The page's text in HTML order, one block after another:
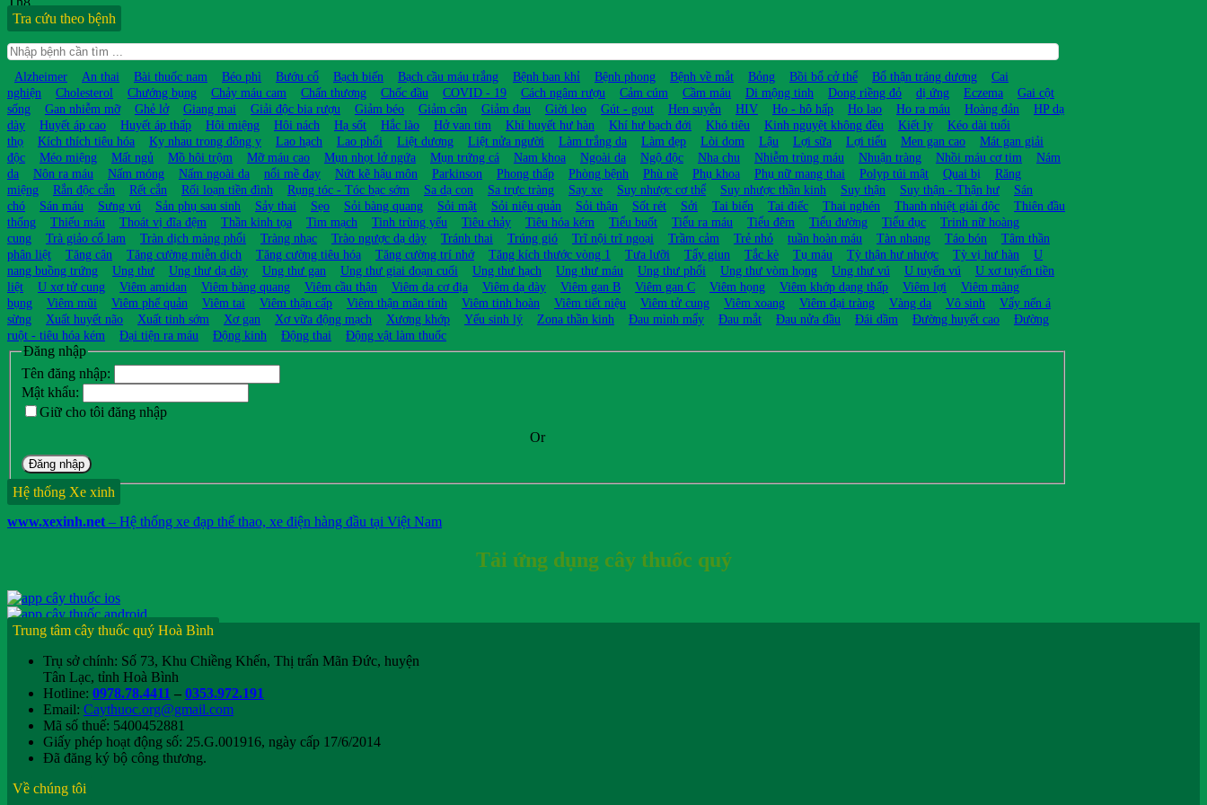
Tra cứu theo bệnh
Alzheimer An thai Bài thuốc nam Béo phì Bướu cổ Bạch biến Bạch cầu máu trắng Bệnh ban khỉ Bệnh phong Bệnh về mắt Bỏng Bồi bổ cở thể Bổ thận tráng dương
Cai
nghiện
Cholesterol Chướng bụng Chảy máu cam Chấn thương Chốc đầu COVID - 19 Cách ngâm rượu Cảm cúm Cầm máu Di mộng tinh Dong riềng đỏ dị ứng Eczema
Gai cột
sống
Gan nhiễm mỡ Ghẻ lở Giang mai Giải độc bia rượu Giảm béo Giảm cân Giảm đau Giời leo Gút - gout Hen suyễn HIV Ho - hô hấp Ho lao Ho ra máu Hoàng đản
HP dạ
dày
Huyết áp cao Huyết áp thấp Hôi miệng Hôi nách Hạ sốt Hắc lào Hở van tim Khí huyết hư hàn Khí hư bạch đới Khó tiêu Kinh nguyệt không đều Kiết lỵ
Kéo dài tuổi
thọ
Kích thích tiêu hóa Kỵ nhau trong đông y Lao hạch Lao phổi Liệt dương Liệt nửa người Làm trắng da Làm đẹp Lòi dom Lậu Lợi sữa Lợi tiểu Men gan cao
Mát gan giải
độc
Méo miệng Mất ngủ Mồ hôi trộm Mỡ máu cao Mụn nhọt lở ngứa Mụn trứng cá Nam khoa Ngoài da Ngộ độc Nha chu Nhiễm trùng máu Nhuận tràng Nhồi máu cơ tim
Nám
da
Nôn ra máu Nấm móng Nấm ngoài da nổi mề đay Nứt kẽ hậu môn Parkinson Phong thấp Phòng bệnh Phù nề Phụ khoa Phụ nữ mang thai Polyp túi mật Quai bị
Răng
miệng
Rắn độc cắn Rết cắn Rối loạn tiền đình Rụng tóc - Tóc bạc sớm Sa dạ con Sa trực tràng Say xe Suy nhược cơ thể Suy nhược thần kinh Suy thận Suy thận - Thận hư
Sán
chó
Sán máu Sưng vú Sản phụ sau sinh Sảy thai Sẹo Sỏi bàng quang Sỏi mật Sỏi niệu quản Sỏi thận Sốt rét Sởi Tai biến Tai điếc Thai nghén Thanh nhiệt giải độc
Thiên đầu
thống
Thiếu máu Thoát vị đĩa đệm Thần kinh tọa Tim mạch Tinh trùng yếu Tiêu chảy Tiêu hóa kém Tiểu buốt Tiểu ra máu Tiểu đêm Tiểu đường Tiểu đục
Trinh nữ hoàng
cung
Trà giảo cổ lam Tràn dịch màng phổi Tràng nhạc Trào ngược dạ dày Tránh thai Trúng gió Trĩ nội trĩ ngoại Trầm cảm Trẻ nhỏ tuần hoàn máu Tàn nhang Táo bón
Tâm thần
phân liệt
Tăng cân Tăng cường miễn dịch Tăng cường tiêu hóa Tăng cường trí nhớ Tăng kích thước vòng 1 Tưa lưỡi Tẩy giun Tắc kè Tụ máu Tỳ thận hư nhược Tỳ vị hư hàn
U
nang buồng trứng
Ung thư Ung thư dạ dày Ung thư gan Ung thư giai đoạn cuối Ung thư hạch Ung thư máu Ung thư phổi Ung thư vòm họng Ung thư vú U tuyến vú
U xơ tuyến tiền
liệt
U xơ tử cung Viêm amidan Viêm bàng quang Viêm cầu thận Viêm da cơ địa Viêm dạ dày Viêm gan B Viêm gan C Viêm họng Viêm khớp dạng thấp Viêm lợi
Viêm màng
bụng
Viêm mũi Viêm phế quản Viêm tai Viêm thận cấp Viêm thận mãn tính Viêm tinh hoàn Viêm tiết niệu Viêm tử cung Viêm xoang Viêm đại tràng Vàng da Vô sinh
Vẩy nến á
sừng
Xuất huyết não Xuất tinh sớm Xơ gan Xơ vữa động mạch Xương khớp Yếu sinh lý Zona thần kinh Đau mình mẩy Đau mắt Đau nửa đầu Đái dầm Đường huyết cao
Đường
ruột - tiêu hóa kém
Đại tiện ra máu Động kinh Động thai Động vật làm thuốc
Đăng nhập
Tên đăng nhập:
Mật khẩu:
Giữ cho tôi đăng nhập
Or
Đăng nhập
Hệ thống Xe xinh
www.xexinh.net – Hệ thống xe đạp thể thao, xe điện hàng đầu tại Việt Nam
Tải ứng dụng cây thuốc quý
Trung tâm cây thuốc quý Hoà Bình
Trụ sở chính: Số 73, Khu Chiềng Khến, Thị trấn Mãn Đức, huyện
Tân Lạc, tỉnh Hoà Bình
Hotline: 0978.78.4411 – 0353.972.191
Email: Caythuoc.org@gmail.com
Mã số thuế: 5400452881
Giấy phép hoạt động số: 25.G.001916, ngày cấp 17/6/2014
Đã đăng ký bộ công thương.
Về chúng tôi